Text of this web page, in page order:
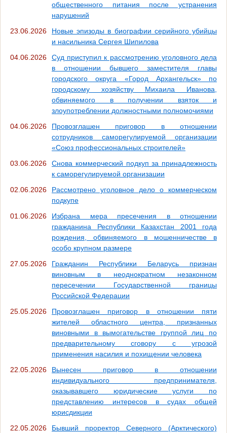
общественного питания после устранения
нарушений
23.06.2026
Новые эпизоды в биографии серийного убийцы
и насильника Сергея Шипилова
04.06.2026
Суд приступил к рассмотрению уголовного дела
в отношении бывшего заместителя главы
городского округа «Город Архангельск» по
городскому хозяйству Михаила Иванова,
обвиняемого в получении взяток и
злоупотреблении должностными полномочиями
04.06.2026
Провозглашен приговор в отношении
сотрудников саморегулируемой организации
«Союз профессиональных строителей»
03.06.2026
Снова коммерческий подкуп за принадлежность
к саморегулируемой организации
02.06.2026
Рассмотрено уголовное дело о коммерческом
подкупе
01.06.2026
Избрана мера пресечения в отношении
гражданина Республики Казахстан 2001 года
рождения, обвиняемого в мошенничестве в
особо крупном размере
27.05.2026
Гражданин Республики Беларусь признан
виновным в неоднократном незаконном
пересечении Государственной границы
Российской Федерации
25.05.2026
Провозглашен приговор в отношении пяти
жителей областного центра, признанных
виновными в вымогательстве группой лиц по
предварительному сговору с угрозой
применения насилия и похищении человека
22.05.2026
Вынесен приговор в отношении
индивидуального предпринимателя,
оказывавшего юридические услуги по
представлению интересов в судах общей
юрисдикции
22.05.2026
Бывший проректор Северного (Арктического)